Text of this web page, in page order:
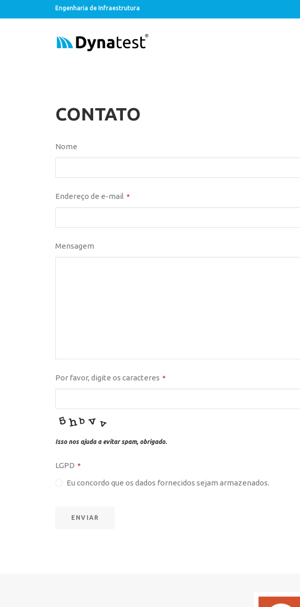
Engenharia de Infraestrutura
CONTATO
Nome
Endereço de e-mail *
Mensagem
Por favor, digite os caracteres *
Isso nos ajuda a evitar spam, obrigado.
LGPD *
Eu concordo que os dados fornecidos sejam armazenados.
ENVIAR